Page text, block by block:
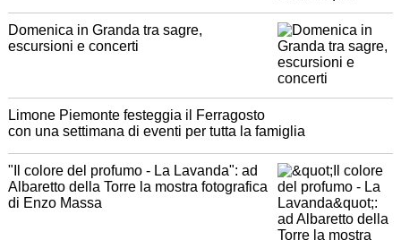
Domenica in Granda tra sagre,
escursioni e concerti
Limone Piemonte festeggia il Ferragosto
con una settimana di eventi per tutta la famiglia
"Il colore del profumo - La Lavanda": ad
Albaretto della Torre la mostra fotografica
di Enzo Massa